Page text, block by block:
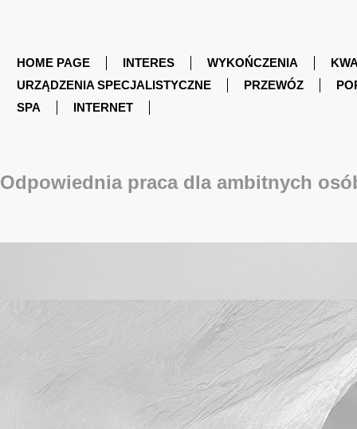
HOME PAGE INTERES WYKOŃCZENIA
URZĄDZENIA SPECJALISTYCZNE
PRZEWÓZ
SPA
INTERNET
Odpowiednia praca dla ambitnych